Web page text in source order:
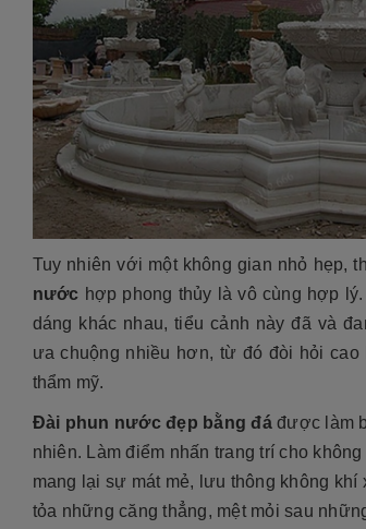
Tuy nhiên với một không gian nhỏ hẹp,
nước hợp phong thủy là vô cùng hợp
dáng khác nhau, tiểu cảnh này đã và
ưa chuộng nhiều hơn, từ đó đòi hỏi
thẩm mỹ.
Đài phun nước đẹp bằng đá được làm
nhiên. Làm điểm nhấn trang trí cho
mang lại sự mát mẻ, lưu thông không
tỏa những căng thẳng, mệt mỏi sau